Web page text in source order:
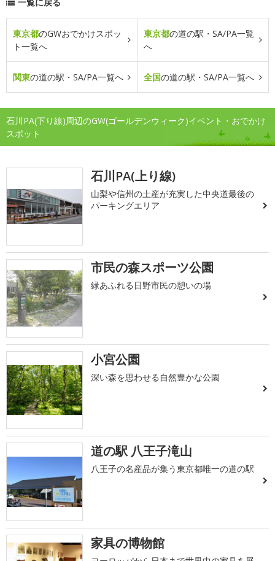
東京都のGWおでかけスポッ
ト一覧へ
東京都の道の駅・SA/PA一覧
へ
関東の道の駅・SA/PA一覧へ 全国の道の駅・SA/PA一覧へ
石川PA(下り線)周辺のGW(ゴールデンウィーク)イベント・おでかけ
スポット
石川PA(上り線)
山梨や信州の土産が充実した中央道最後の
パーキングエリア
市民の森スポーツ公園
緑あふれる日野市民の憩いの場
小宮公園
深い森を思わせる自然豊かな公園
道の駅 八王子滝山
八王子の名産品が集う東京都唯一の道の駅
家具の博物館